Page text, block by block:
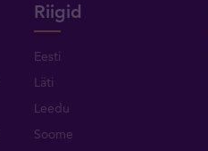
Riigid
Eesti
Läti
Leedu
Soome